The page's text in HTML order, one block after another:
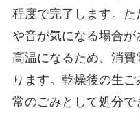
程度で完了します。
や音が気になる場合
高温になるため、消
ります。乾燥後の生
常のごみとして処分で